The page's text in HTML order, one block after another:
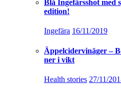
Blå Ingefärsshot med
edition!
Ingefära 16/11/2019
Äppelcidervinäger –
ner i vikt
Health stories 27/11/